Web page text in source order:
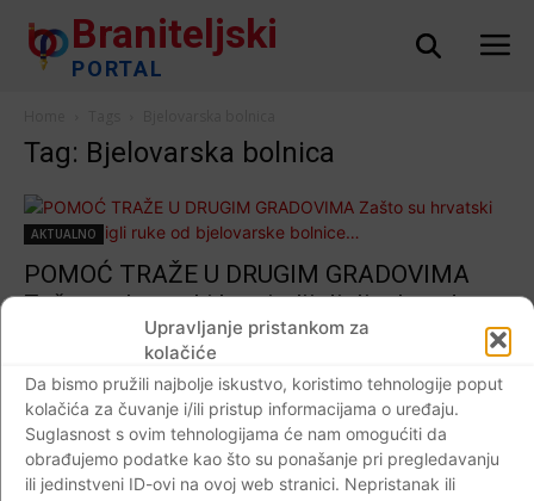
Upravljanje pristankom za
kolačiće
Da bismo pružili najbolje iskustvo, koristimo tehnologije poput
kolačića za čuvanje i/ili pristup informacijama o uređaju.
Suglasnost s ovim tehnologijama će nam omogućiti da
obrađujemo podatke kao što su ponašanje pri pregledavanju
ili jedinstveni ID-ovi na ovoj web stranici. Nepristanak ili
Braniteljski
PORTAL
Tag: Bjelovarska bolnica
AKTUALNO
POMOĆ TRAŽE U DRUGIM GRADOVIMA
Zašto su hrvatski branitelji digli ruke od
bjelovarske bolnice…
Impressum Kontaktirajte nas Pravila o privatnosti